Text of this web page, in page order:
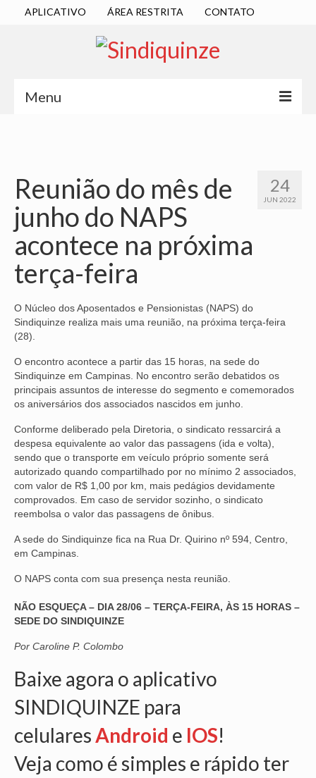
APLICATIVO ÁREA RESTRITA CONTATO
Menu
DIRETORIA EXECUTIVA
ESTATUTO
ATAS
LOCALIZAÇÃO
QUEM SOMOS
SUBSEDES
ARAÇATUBA
BAURU
PRESIDENTE PRUDENTE
RIBEIRÃO PRETO
SÃO JOSÉ DOS CAMPOS
SÃO JOSÉ DO RIO PRETO
BOLETIM
CONVÊNIOS
SINDICALIZE-SE
JURÍDICO
NÚCLEOS
24
JUN 2022
Reunião do mês de
junho do NAPS
acontece na próxima
terça-feira
O Núcleo dos Aposentados e Pensionistas (NAPS) do
Sindiquinze realiza mais uma reunião, na próxima terça-feira
(28).
O encontro acontece a partir das 15 horas, na sede do
Sindiquinze em Campinas. No encontro serão debatidos os
principais assuntos de interesse do segmento e comemorados
os aniversários dos associados nascidos em junho.
Conforme deliberado pela Diretoria, o sindicato ressarcirá a
despesa equivalente ao valor das passagens (ida e volta),
sendo que o transporte em veículo próprio somente será
autorizado quando compartilhado por no mínimo 2 associados,
com valor de R$ 1,00 por km, mais pedágios devidamente
comprovados. Em caso de servidor sozinho, o sindicato
reembolsa o valor das passagens de ônibus.
A sede do Sindiquinze fica na Rua Dr. Quirino nº 594, Centro,
em Campinas.
O NAPS conta com sua presença nesta reunião.
NÃO ESQUEÇA – DIA 28/06 – TERÇA-FEIRA, ÀS 15 HORAS –
SEDE DO SINDIQUINZE
Por Caroline P. Colombo
Baixe agora o aplicativo
SINDIQUINZE para
celularesAndroid e IOS!
Veja como é simples e rápido ter